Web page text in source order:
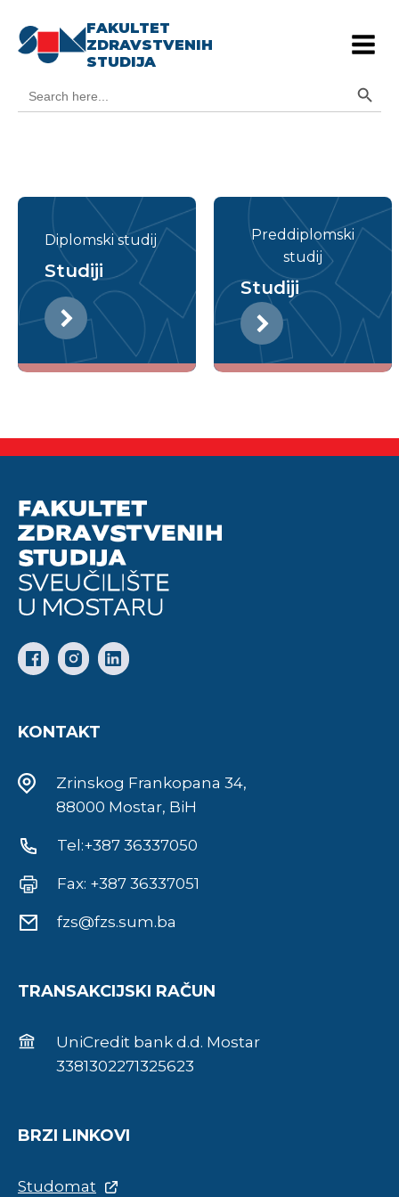
FAKULTET
ZDRAVSTVENIH
STUDIJA
for:
Diplomski studij
Studiji
Preddiplomski
studij
Studiji
KONTAKT
Zrinskog Frankopana 34,
88000 Mostar, BiH
Tel:+387 36337050
Fax: +387 36337051
fzs@fzs.sum.ba
TRANSAKCIJSKI RAČUN
UniCredit bank d.d. Mostar
3381302271325623
BRZI LINKOVI
Studomat